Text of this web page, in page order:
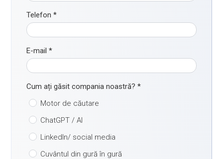
Telefon*
E-mail*
Cum ați găsit compania noastră?*
Motor de căutare
ChatGPT / AI
LinkedIn/ social media
Cuvântul din gură în gură